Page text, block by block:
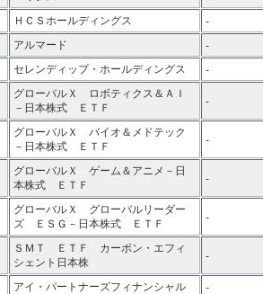
ＨＣＳホールディングス
-
アルマード
-
セレンディップ・ホールディングス -
グローバルＸ ロボティクス＆ＡＩ
－日本株式 ＥＴＦ
-
グローバルＸ バイオ＆メドテック
－日本株式 ＥＴＦ
-
グローバルＸ ゲーム＆アニメ－日
本株式 ＥＴＦ
-
グローバルＸ グローバルリーダー
ズ ＥＳＧ－日本株式 ＥＴＦ
-
ＳＭＴ ＥＴＦ カーボン・エフィ
シェント日本株
-
アイ・パートナーズフィナンシャル
-